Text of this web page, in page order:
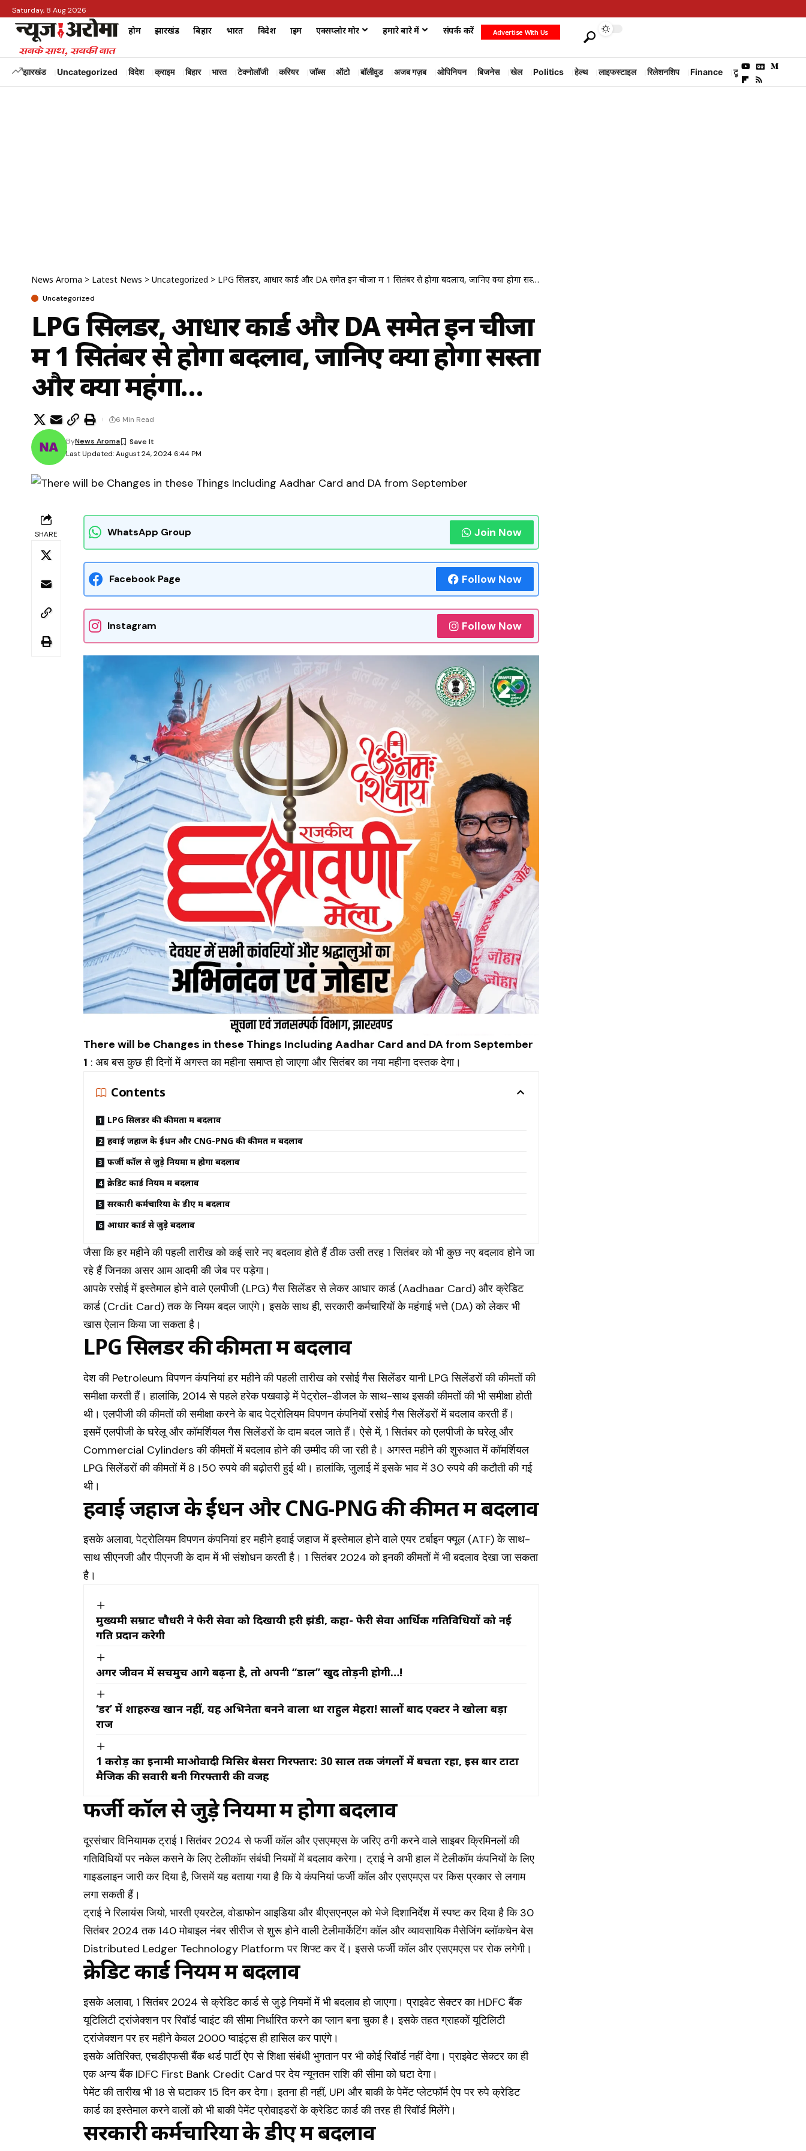
Saturday, 8 Aug 2026
होम झारखंड बिहार भारत विदेश क्राइम एक्सप्लोर मोर हमारे बारे में संपर्क करें Advertise With Us
झारखंड Uncategorized विदेश क्राइम बिहार भारत टेक्नोलॉजी करियर जॉब्स ऑटो बॉलीवुड अजब गज़ब ओपिनियन बिजनेस खेल Politics हेल्थ लाइफस्टाइल रिलेशनशिप Finance टूरिज्म
News Aroma > Latest News > Uncategorized > LPG सिलेंडर, आधार कार्ड और DA समेत इन चीजों में 1 सितंबर से होगा बदलाव, जानिए क्या होगा सस्ता और क्या महंगा…
Uncategorized
LPG सिलेंडर, आधार कार्ड और DA समेत इन चीजों
में 1 सितंबर से होगा बदलाव, जानिए क्या होगा सस्ता
और क्या महंगा…
Last Updated: August 24, 2024 6:44 PM
ByNews Aroma
6 Min Read
SHARE WhatsApp Group Join Now
Facebook Page Follow Now
Instagram Follow Now
There will be Changes in these Things Including Aadhar Card and DA from September
1 : अब बस कुछ ही दिनों में अगस्त का महीना समाप्त हो जाएगा और सितंबर का नया महीना दस्तक देगा।
Contents
LPG सिलेंडर की कीमतों में बदलाव
हवाई जहाज के ईंधन और CNG-PNG की कीमत में बदलाव
फर्जी कॉल से जुड़े नियमों में होगा बदलाव
क्रेडिट कार्ड नियम में बदलाव
सरकारी कर्मचारियों के डीए में बदलाव
आधार कार्ड से जुड़े बदलाव
जैसा कि हर महीने की पहली तारीख को कई सारे नए बदलाव होते हैं ठीक उसी तरह 1 सितंबर को भी कुछ नए बदलाव होने जा
रहे हैं जिनका असर आम आदमी की जेब पर पड़ेगा।
आपके रसोई में इस्तेमाल होने वाले एलपीजी (LPG) गैस सिलेंडर से लेकर आधार कार्ड (Aadhaar Card) और क्रेडिट
कार्ड (Crdit Card) तक के नियम बदल जाएंगे। इसके साथ ही, सरकारी कर्मचारियों के महंगाई भत्ते (DA) को लेकर भी
खास ऐलान किया जा सकता है।
LPG सिलेंडर की कीमतों में बदलाव
देश की Petroleum विपणन कंपनियां हर महीने की पहली तारीख को रसोई गैस सिलेंडर यानी LPG सिलेंडरों की कीमतों की
समीक्षा करती हैं। हालांकि, 2014 से पहले हरेक पखवाड़े में पेट्रोल-डीजल के साथ-साथ इसकी कीमतों की भी समीक्षा होती
थी। एलपीजी की कीमतों की समीक्षा करने के बाद पेट्रोलियम विपणन कंपनियों रसोई गैस सिलेंडरों में बदलाव करती हैं।
इसमें एलपीजी के घरेलू और कॉमर्शियल गैस सिलेंडरों के दाम बदल जाते हैं। ऐसे में, 1 सितंबर को एलपीजी के घरेलू और
Commercial Cylinders की कीमतों में बदलाव होने की उम्मीद की जा रही है। अगस्त महीने की शुरुआत में कॉमर्शियल
LPG सिलेंडरों की कीमतों में 8।50 रुपये की बढ़ोतरी हुई थी। हालांकि, जुलाई में इसके भाव में 30 रुपये की कटौती की गई
थी।
हवाई जहाज के ईंधन और CNG-PNG की कीमत में बदलाव
इसके अलावा, पेट्रोलियम विपणन कंपनियां हर महीने हवाई जहाज में इस्तेमाल होने वाले एयर टर्बाइन फ्यूल (ATF) के साथ-
साथ सीएनजी और पीएनजी के दाम में भी संशोधन करती है। 1 सितंबर 2024 को इनकी कीमतों में भी बदलाव देखा जा सकता
है।
मुख्यमंत्री सम्राट चौधरी ने फेरी सेवा को दिखायी हरी झंडी, कहा- फेरी सेवा आर्थिक गतिविधियों को नई
गति प्रदान करेगी
अगर जीवन में सचमुच आगे बढ़ना है, तो अपनी “डाल” खुद तोड़नी होगी…!
‘डर’ में शाहरुख खान नहीं, यह अभिनेता बनने वाला था राहुल मेहरा! सालों बाद एक्टर ने खोला बड़ा
राज
₹1 करोड़ का इनामी माओवादी मिसिर बेसरा गिरफ्तार: 30 साल तक जंगलों में बचता रहा, इस बार टाटा
मैजिक की सवारी बनी गिरफ्तारी की वजह
फर्जी कॉल से जुड़े नियमों में होगा बदलाव
दूरसंचार विनियामक ट्राई 1 सितंबर 2024 से फर्जी कॉल और एसएमएस के जरिए ठगी करने वाले साइबर क्रिमिनलों की
गतिविधियों पर नकेल कसने के लिए टेलीकॉम संबंधी नियमों में बदलाव करेगा। ट्राई ने अभी हाल में टेलीकॉम कंपनियों के लिए
गाइडलाइन जारी कर दिया है, जिसमें यह बताया गया है कि ये कंपनियां फर्जी कॉल और एसएमएस पर किस प्रकार से लगाम
लगा सकती हैं।
ट्राई ने रिलायंस जियो, भारती एयरटेल, वोडाफोन आइडिया और बीएसएनएल को भेजे दिशानिर्देश में स्पष्ट कर दिया है कि 30
सितंबर 2024 तक 140 मोबाइल नंबर सीरीज से शुरू होने वाली टेलीमार्केटिंग कॉल और व्यावसायिक मैसेजिंग ब्लॉकचेन बेस
Distributed Ledger Technology Platform पर शिफ्ट कर दें। इससे फर्जी कॉल और एसएमएस पर रोक लगेगी।
क्रेडिट कार्ड नियम में बदलाव
इसके अलावा, 1 सितंबर 2024 से क्रेडिट कार्ड से जुड़े नियमों में भी बदलाव हो जाएगा। प्राइवेट सेक्टर का HDFC बैंक
यूटिलिटी ट्रांजेक्शन पर रिवॉर्ड प्वाइंट की सीमा निर्धारित करने का प्लान बना चुका है। इसके तहत ग्राहकों यूटिलिटी
ट्रांजेक्शन पर हर महीने केवल 2000 प्वाइंट्स ही हासिल कर पाएंगे।
इसके अतिरिक्त, एचडीएफसी बैंक थर्ड पार्टी ऐप से शिक्षा संबंधी भुगतान पर भी कोई रिवॉर्ड नहीं देगा। प्राइवेट सेक्टर का ही
एक अन्य बैंक IDFC First Bank Credit Card पर देय न्यूनतम राशि की सीमा को घटा देगा।
पेमेंट की तारीख भी 18 से घटाकर 15 दिन कर देगा। इतना ही नहीं, UPI और बाकी के पेमेंट प्लेटफॉर्म ऐप पर रुपे क्रेडिट
कार्ड का इस्तेमाल करने वालों को भी बाकी पेमेंट प्रोवाइडरों के क्रेडिट कार्ड की तरह ही रिवॉर्ड मिलेंगे।
सरकारी कर्मचारियों के डीए में बदलाव